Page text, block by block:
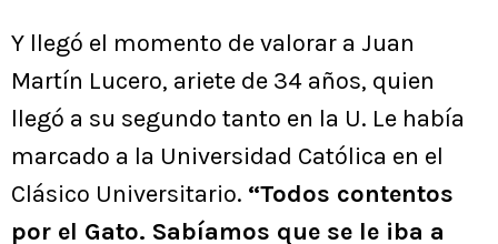
Y llegó el momento de valorar a Juan
Martín Lucero, ariete de 34 años, quien
llegó a su segundo tanto en la U. Le había
marcado a la Universidad Católica en el
Clásico Universitario. “Todos contentos
por el Gato. Sabíamos que se le iba a